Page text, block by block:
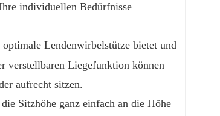
individuellen Bedürfnisse
Lendenwirbelstütze bietet und
verstellbaren Liegefunktion können
aufrecht sitzen.
Sitzhöhe ganz einfach an die Höhe